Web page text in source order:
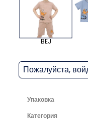
BEJ
Пожалуйста,
Упаковка
Категория